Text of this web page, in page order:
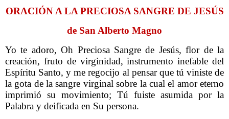
ORACIÓN A LA PRECIOSA SANGRE DE JESÚS
de San Alberto Magno
Yo te adoro, Oh Preciosa Sangre de Jesús, flor de la
creación, fruto de virginidad, instrumento inefable del
Espíritu Santo, y me regocijo al pensar que tú viniste de
la gota de la sangre virginal sobre la cual el amor eterno
imprimió su movimiento; Tú fuiste asumida por la
Palabra y deificada en Su persona.